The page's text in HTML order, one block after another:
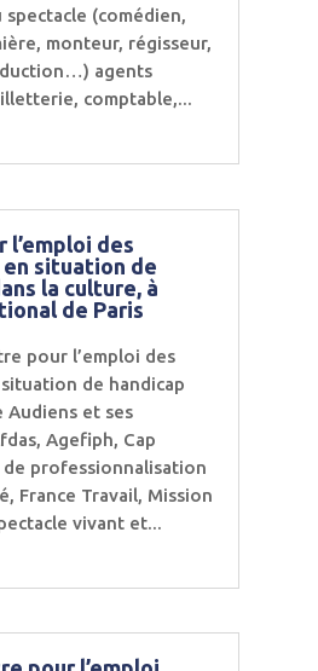
spectacle (comédien,
monteur, régisseur,
agents
comptable,...
l’emploi des
situation de
la culture, à
de Paris
pour l’emploi des
de handicap
Audiens et ses
Agefiph, Cap
de professionnalisation
France Travail, Mission
vivant et...